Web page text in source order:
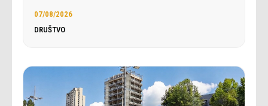
07/08/2026
DRUŠTVO